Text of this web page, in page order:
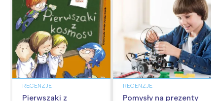
RECENZJE
Pierwszaki z
RECENZJE
Pomysły na prezenty